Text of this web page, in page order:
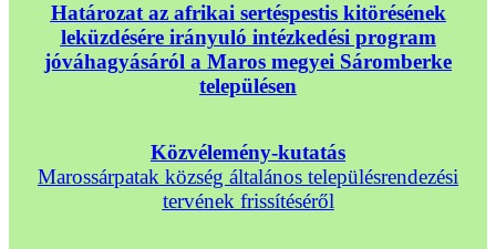
Határozat az afrikai sertéspestis kitörésének
leküzdésére irányuló intézkedési program
jóváhagyásáról a Maros megyei Sáromberke
településen
Közvélemény-kutatás
Marossárpatak község általános településrendezési
tervének frissítéséről